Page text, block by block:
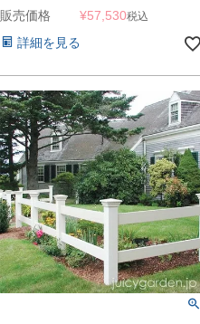
販売価格
¥57,530税込
詳細を見る